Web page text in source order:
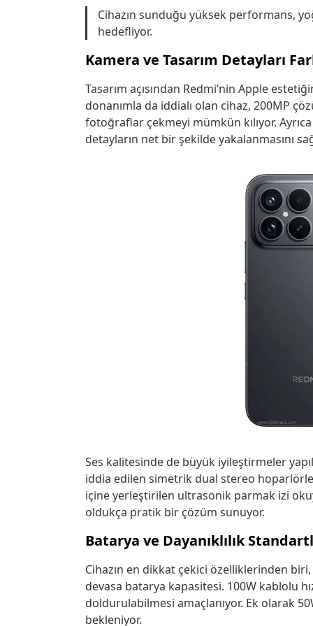
Cihazın sunduğu yüksek performans,
hedefliyor.
Kamera ve Tasarım Detayları
Tasarım açısından Redmi’nin Apple
donanımla da iddialı olan cihaz, 200MP
fotoğraflar çekmeyi mümkün kılıyor.
detayların net bir şekilde yakalanmasını
Ses kalitesinde de büyük iyileştirmeler
iddia edilen simetrik dual stereo
içine yerleştirilen ultrasonik parmak izi
oldukça pratik bir çözüm sunuyor.
Batarya ve Dayanıklılık
Cihazın en dikkat çekici özelliklerinden
devasa batarya kapasitesi. 100W kablolu
doldurulabilmesi amaçlanıyor. Ek olarak
bekleniyor.